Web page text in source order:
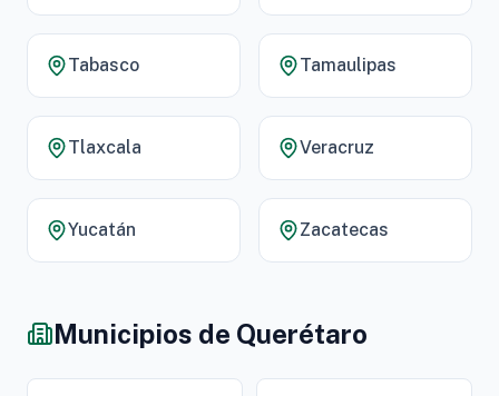
Tabasco Tamaulipas
Tlaxcala Veracruz
Yucatán Zacatecas
Municipios de Querétaro